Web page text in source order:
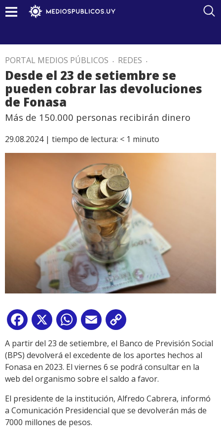
PORTAL MEDIOS PÚBLICOS . REDES .
Desde el 23 de setiembre se
pueden cobrar las devoluciones
de Fonasa
Más de 150.000 personas recibirán dinero
29.08.2024 | tiempo de lectura: < 1 minuto
Facebook
X WhatsApp
Email
Link
A partir del 23 de setiembre, el Banco de Previsión Social
(BPS) devolverá el excedente de los aportes hechos al
Fonasa en 2023. El viernes 6 se podrá consultar en la
web del organismo sobre el saldo a favor.
El presidente de la institución, Alfredo Cabrera, informó
a Comunicación Presidencial que se devolverán más de
7000 millones de pesos.